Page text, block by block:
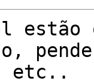
estão
etc..